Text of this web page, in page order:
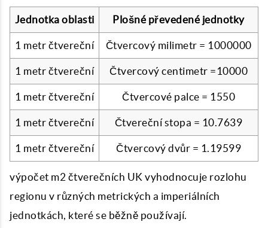
Jednotka oblasti Plošné převedené jednotky
1 metr čtvereční Čtvercový milimetr = 1000000
1 metr čtvereční Čtvercový centimetr =10000
1 metr čtvereční Čtvercové palce = 1550
1 metr čtvereční Čtvereční stopa = 10.7639
1 metr čtvereční Čtvercový dvůr = 1.19599
výpočet m2 čtverečních UK vyhodnocuje rozlohu
regionu v různých metrických a imperiálních
jednotkách, které se běžně používají.